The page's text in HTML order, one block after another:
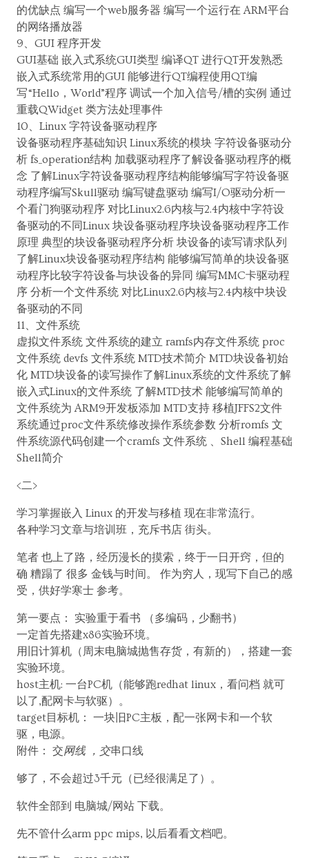
的优缺点 编写一个web服务器 编写一个运行在 ARM平台
的网络播放器
9、GUI 程序开发
GUI基础 嵌入式系统GUI类型 编译QT 进行QT开发熟悉
嵌入式系统常用的GUI 能够进行QT编程使用QT编
写“Hello，World”程序 调试一个加入信号/槽的实例 通过
重载QWidget 类方法处理事件
10、Linux 字符设备驱动程序
设备驱动程序基础知识 Linux系统的模块 字符设备驱动分
析 fs_operation结构 加载驱动程序了解设备驱动程序的概
念 了解Linux字符设备驱动程序结构能够编写字符设备驱
动程序编写Skull驱动 编写键盘驱动 编写I/O驱动分析一
个看门狗驱动程序 对比Linux2.6内核与2.4内核中字符设
备驱动的不同Linux 块设备驱动程序块设备驱动程序工作
原理 典型的块设备驱动程序分析 块设备的读写请求队列
了解Linux块设备驱动程序结构 能够编写简单的块设备驱
动程序比较字符设备与块设备的异同 编写MMC卡驱动程
序 分析一个文件系统 对比Linux2.6内核与2.4内核中块设
备驱动的不同
11、文件系统
虚拟文件系统 文件系统的建立 ramfs内存文件系统 proc
文件系统 devfs 文件系统 MTD技术简介 MTD块设备初始
化 MTD块设备的读写操作了解Linux系统的文件系统了解
嵌入式Linux的文件系统 了解MTD技术 能够编写简单的
文件系统为 ARM9开发板添加 MTD支持 移植JFFS2文件
系统通过proc文件系统修改操作系统参数 分析romfs 文
件系统源代码创建一个cramfs 文件系统 、Shell 编程基础
Shell简介
<二>
学习掌握嵌入 Linux 的开发与移植 现在非常流行。
各种学习文章与培训班，充斥书店 街头。
笔者 也上了路，经历漫长的摸索，终于一日开窍，但的
确 糟蹋了 很多 金钱与时间。 作为穷人，现写下自己的感
受，供好学寒士 参考。
第一要点： 实验重于看书 （多编码，少翻书）
一定首先搭建x86实验环境。
用旧计算机（周末电脑城抛售存货，有新的），搭建一套
实验环境。
host主机: 一台PC机（能够跑redhat linux，看问档 就可
以了,配网卡与软驱）。
target目标机： 一块旧PC主板，配一张网卡和一个软
驱，电源。
附件： 交网线 ，交串口线
够了，不会超过3千元（已经很满足了）。
软件全部到 电脑城/网站 下载。
先不管什么arm ppc mips, 以后看看文档吧。